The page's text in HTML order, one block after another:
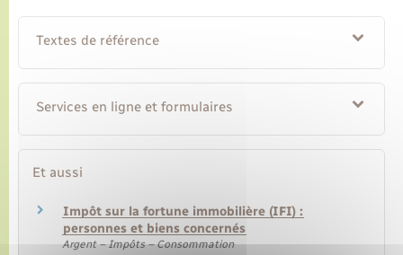
Textes de référence
Services en ligne et formulaires
Et aussi
Impôt sur la fortune immobilière (IFI) :
personnes et biens concernés
Argent – Impôts – Consommation